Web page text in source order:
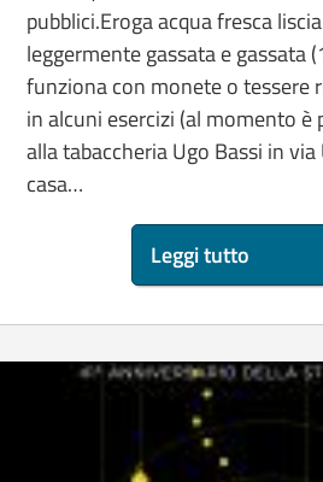
pubblici.Eroga acqua fresca
leggermente gassata e gassata
funziona con monete o tessere
in alcuni esercizi (al momento è
alla tabaccheria Ugo Bassi in
casa…
Leggi tutto